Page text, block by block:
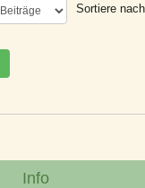
Sortiere
Info